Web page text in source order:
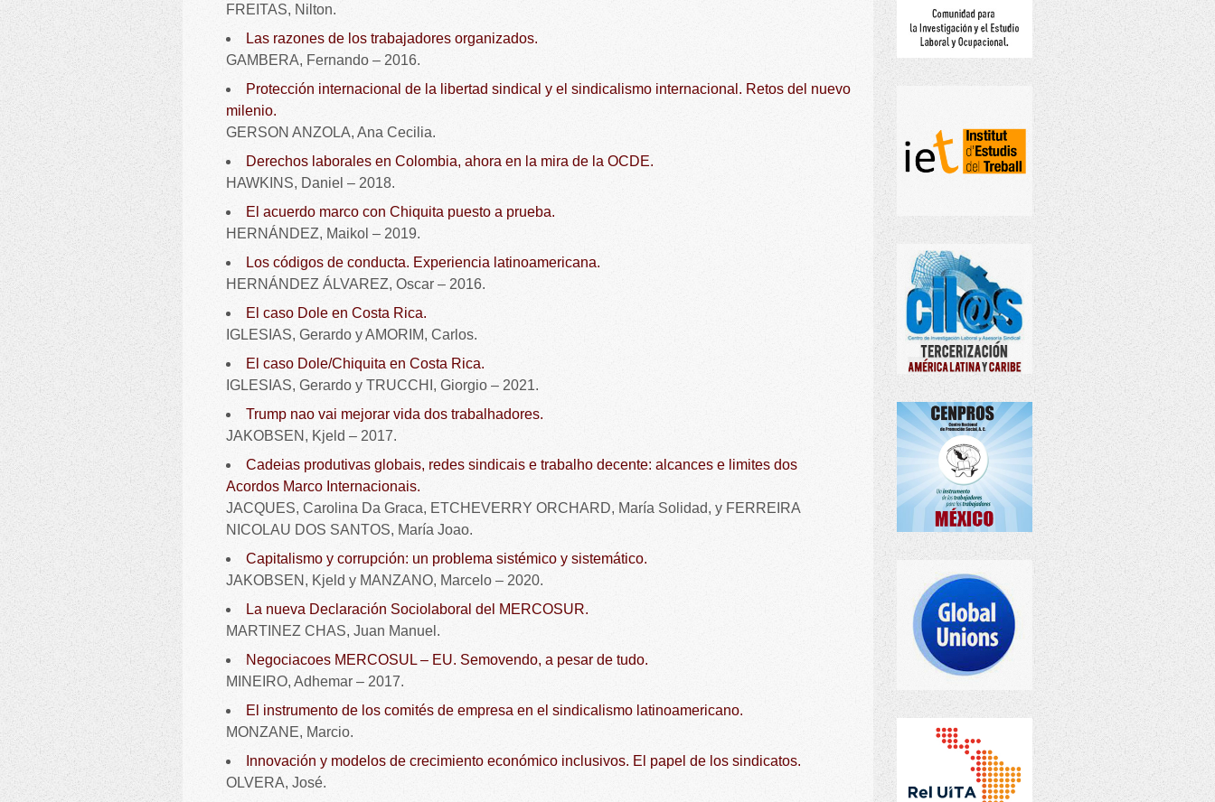
FREITAS, Nilton.
Las razones de los trabajadores organizados.
GAMBERA, Fernando – 2016.
Protección internacional de la libertad sindical y el sindicalismo internacional. Retos del nuevo
milenio.
GERSON ANZOLA, Ana Cecilia.
Derechos laborales en Colombia, ahora en la mira de la OCDE.
HAWKINS, Daniel – 2018.
El acuerdo marco con Chiquita puesto a prueba.
HERNÁNDEZ, Maikol – 2019.
Los códigos de conducta. Experiencia latinoamericana.
HERNÁNDEZ ÁLVAREZ, Oscar – 2016.
El caso Dole en Costa Rica.
IGLESIAS, Gerardo y AMORIM, Carlos.
El caso Dole/Chiquita en Costa Rica.
IGLESIAS, Gerardo y TRUCCHI, Giorgio – 2021.
Trump nao vai mejorar vida dos trabalhadores.
JAKOBSEN, Kjeld – 2017.
Cadeias produtivas globais, redes sindicais e trabalho decente: alcances e limites dos
Acordos Marco Internacionais.
JACQUES, Carolina Da Graca, ETCHEVERRY ORCHARD, María Solidad, y FERREIRA
NICOLAU DOS SANTOS, María Joao.
Capitalismo y corrupción: un problema sistémico y sistemático.
JAKOBSEN, Kjeld y MANZANO, Marcelo – 2020.
La nueva Declaración Sociolaboral del MERCOSUR.
MARTINEZ CHAS, Juan Manuel.
Negociacoes MERCOSUL – EU. Semovendo, a pesar de tudo.
MINEIRO, Adhemar – 2017.
El instrumento de los comités de empresa en el sindicalismo latinoamericano.
MONZANE, Marcio.
Innovación y modelos de crecimiento económico inclusivos. El papel de los sindicatos.
OLVERA, José.